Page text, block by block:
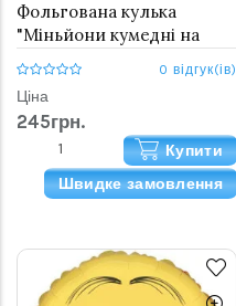
Фольгована кулька
"Міньйони кумедні на
жовтому"
0 відгук(ів)
Ціна
245грн.
Купити
Швидке замовлення